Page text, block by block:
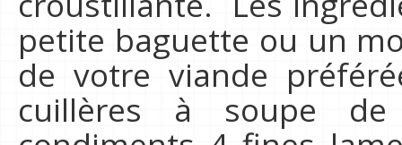
petite baguette ou un
de votre viande
cuillères à soupe